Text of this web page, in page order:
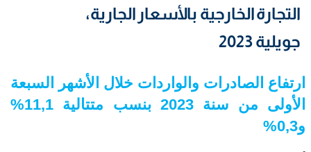
التجارة الخارجية بالأسعار الجارية،
جويلية 2023
ارتفاع الصادرات والواردات خلال الأشهر السبعة
الأولى من سنة 2023 بنسب متتالية
11,1
%
و0,3
%